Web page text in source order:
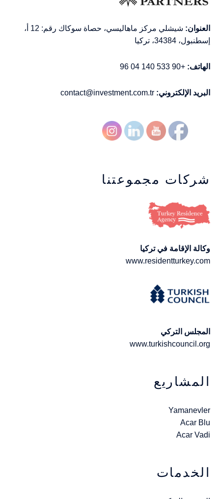
العنوان:
شيشلي مركز ماهاليسي، حصاة سوكاك رقم: 12 أ،
إسطنبول، 34384، تركيا
الهاتف: +90 533 140 04 96
البريد الإلكتروني: contact@investment.com.tr
شركات مجموعتنا
وكالة الإقامة في تركيا
www.residentturkey.com
المجلس التركي
www.turkishcouncil.org
المشاريع
Yamanevler
Acar Blu
Acar Vadi
الخدمات